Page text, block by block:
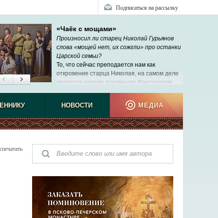
Подписаться на рассылку
«Чаёк с мощами»
Произносил ли старец Николай Гурьянов
слова «мощей нет, их сожгли» про останки
Царской семьи?
То, что сейчас преподается нам как
откровение старца Николая, на самом деле
является некими духовными фантазиями
НОВОСТИ МЕДИА